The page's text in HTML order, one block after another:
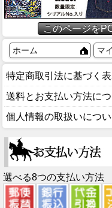
このページを
ホーム マ
特定商取引法に基づく
送料とお支払い方法に
個人情報の取扱いについ
選べる8つの支払い方法